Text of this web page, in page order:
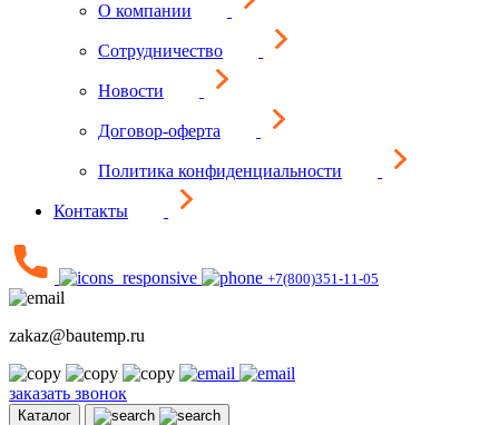
О компании
Сотрудничество
Новости
Договор-оферта
Политика конфиденциальности
Контакты
+7(800)351-11-05
zakaz@bautemp.ru
заказать звонок
Каталог